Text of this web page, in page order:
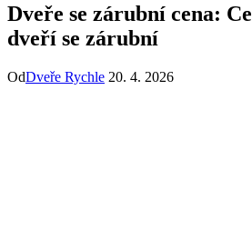
Dveře se zárubní cena:
dveří se zárubní
OdDveře Rychle 20. 4. 2026